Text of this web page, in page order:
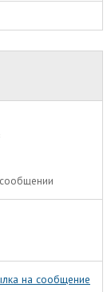
на сообщение